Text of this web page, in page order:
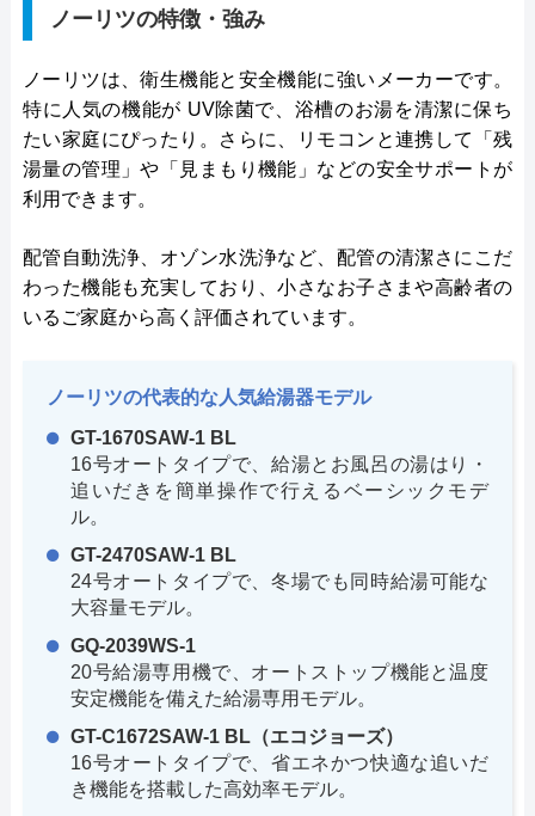
ノーリツの特徴・強み
ノーリツは、衛生機能と安全機能に強いメーカーです。
特に人気の機能が UV除菌で、浴槽のお湯を清潔に保ち
たい家庭にぴったり。さらに、リモコンと連携して「残
湯量の管理」や「見まもり機能」などの安全サポートが
利用できます。
配管自動洗浄、オゾン水洗浄など、配管の清潔さにこだ
わった機能も充実しており、小さなお子さまや高齢者の
いるご家庭から高く評価されています。
ノーリツの代表的な人気給湯器モデル
GT-1670SAW-1 BL
16号オートタイプで、給湯とお風呂の湯はり・
追いだきを簡単操作で行えるベーシックモデ
ル。
GT-2470SAW-1 BL
24号オートタイプで、冬場でも同時給湯可能な
大容量モデル。
GQ-2039WS-1
20号給湯専用機で、オートストップ機能と温度
安定機能を備えた給湯専用モデル。
GT-C1672SAW-1 BL（エコジョーズ）
16号オートタイプで、省エネかつ快適な追いだ
き機能を搭載した高効率モデル。